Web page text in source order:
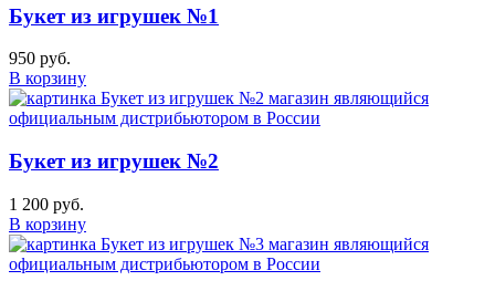
Букет из игрушек №1
950 руб.
В корзину
Букет из игрушек №2
1 200 руб.
В корзину